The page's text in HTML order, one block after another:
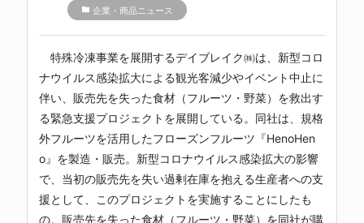
folder 企業・商品ニュース
特殊冷凍事業を展開するデイブレイク㈱は、新型コロ
ナウイルス感染拡大による観光客減少やイベント中止に
伴い、販売先を失った食材（フルーツ・野菜）を救出す
る緊急支援プロジェクトを展開している。同社は、規格
外フルーツを活用したフローズンフルーツ『HenoHen
o』を製造・販売。新型コロナウイルス感染拡大の影響
で、当初の販売先を失い過剰在庫を抱える生産者への支
援として、このプロジェクトを実施することにしたも
の。販売先を失った食材（フルーツ・野菜）を同社が購